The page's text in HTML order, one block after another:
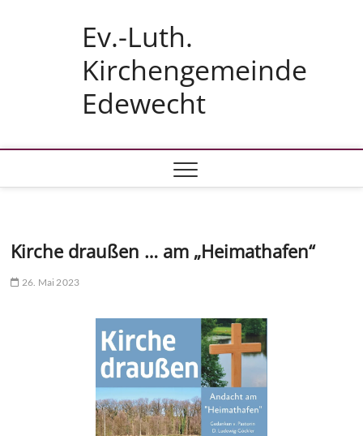
Ev.-Luth.
Kirchengemeinde
Edewecht
Kirche draußen … am „Heimathafen“
26. Mai 2023